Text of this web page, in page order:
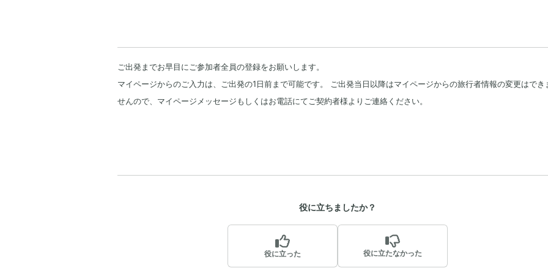
ご出発までお早目にご参加者全員の登録をお願いします。
マイページからのご入力は、ご出発の1日前まで可能です。 ご出発当日以降はマイページからの旅行者情報の変更はでき
せんので、マイページメッセージもしくはお電話にてご契約者様よりご連絡ください。
役に立ちましたか？
役に立った 役に立たなかった